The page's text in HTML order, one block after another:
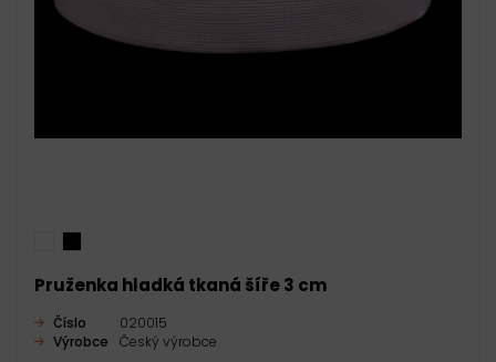
Pruženka hladká tkaná šíře 3 cm
Číslo
020015
Výrobce
Český výrobce